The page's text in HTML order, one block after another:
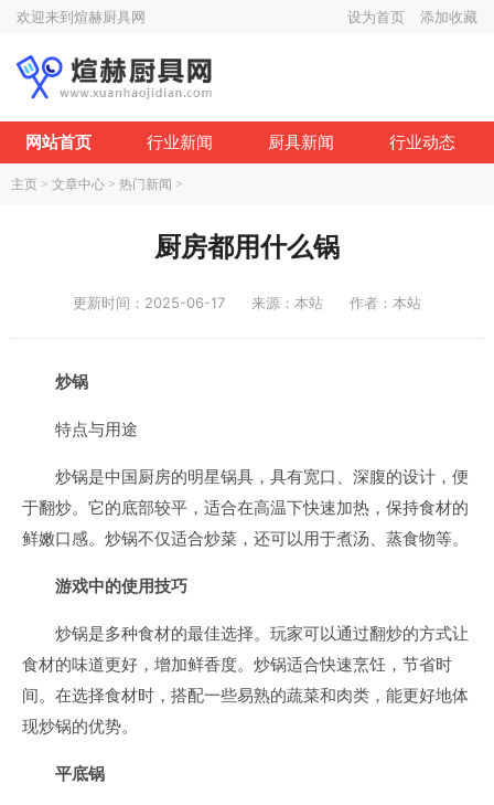
欢迎来到煊赫厨具网 设为首页 添加收藏
网站首页 行业新闻 厨具新闻 行业动态
主页 > 文章中心 > 热门新闻 >
厨房都用什么锅
更新时间：2025-06-17 来源：本站 作者：本站
炒锅
特点与用途
炒锅是中国厨房的明星锅具，具有宽口、深腹的设计，便
于翻炒。它的底部较平，适合在高温下快速加热，保持食材的
鲜嫩口感。炒锅不仅适合炒菜，还可以用于煮汤、蒸食物等。
游戏中的使用技巧
炒锅是多种食材的最佳选择。玩家可以通过翻炒的方式让
食材的味道更好，增加鲜香度。炒锅适合快速烹饪，节省时
间。在选择食材时，搭配一些易熟的蔬菜和肉类，能更好地体
现炒锅的优势。
平底锅